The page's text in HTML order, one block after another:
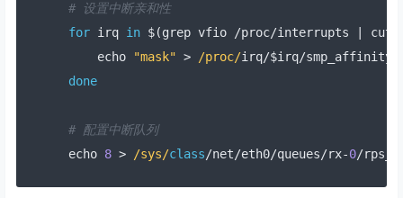
# 设置中断亲和性
for irq in $(grep vfio /proc/interrupts cut
    echo
"mask" > /proc/irq/$irq/smp_affinity
done
# 配置中断队列
echo 8 > /sys/class/net/eth0/queues/rx-0/